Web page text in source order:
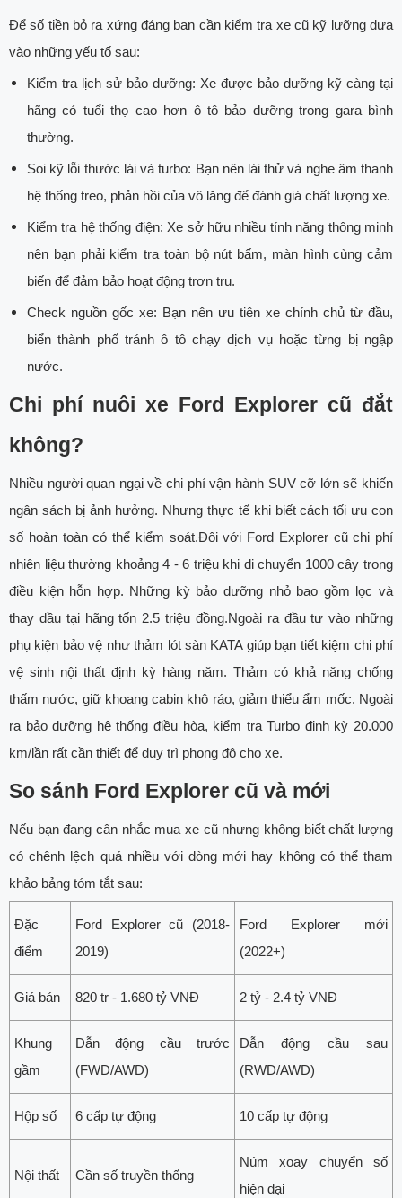
Để số tiền bỏ ra xứng đáng bạn cần kiểm tra xe cũ kỹ lưỡng dựa
vào những yếu tố sau:
Kiểm tra lịch sử bảo dưỡng: Xe được bảo dưỡng kỹ càng tại
hãng có tuổi thọ cao hơn ô tô bảo dưỡng trong gara bình
thường.
Soi kỹ lỗi thước lái và turbo: Bạn nên lái thử và nghe âm thanh
hệ thống treo, phản hồi của vô lăng để đánh giá chất lượng xe.
Kiểm tra hệ thống điện: Xe sở hữu nhiều tính năng thông minh
nên bạn phải kiểm tra toàn bộ nút bấm, màn hình cùng cảm
biến để đảm bảo hoạt động trơn tru.
Check nguồn gốc xe: Bạn nên ưu tiên xe chính chủ từ đầu,
biển thành phố tránh ô tô chạy dịch vụ hoặc từng bị ngập
nước.
Chi phí nuôi xe Ford Explorer cũ đắt
không?
Nhiều người quan ngại về chi phí vận hành SUV cỡ lớn sẽ khiến
ngân sách bị ảnh hưởng. Nhưng thực tế khi biết cách tối ưu con
số hoàn toàn có thể kiểm soát.Đôi với Ford Explorer cũ chi phí
nhiên liệu thường khoảng 4 - 6 triệu khi di chuyển 1000 cây trong
điều kiện hỗn hợp. Những kỳ bảo dưỡng nhỏ bao gồm lọc và
thay dầu tại hãng tốn 2.5 triệu đồng.Ngoài ra đầu tư vào những
phụ kiện bảo vệ như thảm lót sàn KATA giúp bạn tiết kiệm chi phí
vệ sinh nội thất định kỳ hàng năm. Thảm có khả năng chống
thấm nước, giữ khoang cabin khô ráo, giảm thiểu ẩm mốc. Ngoài
ra bảo dưỡng hệ thống điều hòa, kiểm tra Turbo định kỳ 20.000
km/lần rất cần thiết để duy trì phong độ cho xe.
So sánh Ford Explorer cũ và mới
Nếu bạn đang cân nhắc mua xe cũ nhưng không biết chất lượng
có chênh lệch quá nhiều với dòng mới hay không có thể tham
khảo bảng tóm tắt sau:
Đặc
điểm
Ford Explorer cũ (2018-
2019)
Ford Explorer mới
(2022+)
Giá bán 820 tr - 1.680 tỷ VNĐ 2 tỷ - 2.4 tỷ VNĐ
Khung
gầm
Dẫn động cầu trước
(FWD/AWD)
Dẫn động cầu sau
(RWD/AWD)
Hộp số 6 cấp tự động 10 cấp tự động
Nội thất Cần số truyền thống
Núm xoay chuyển số
hiện đại